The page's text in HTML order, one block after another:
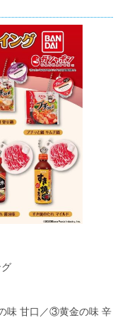
味 甘口／③黄金の味 辛